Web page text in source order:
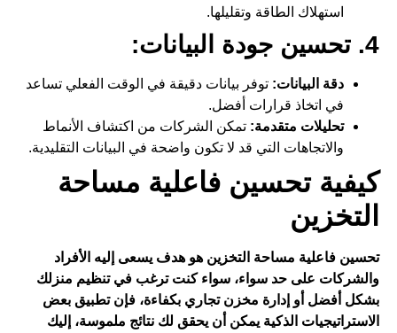
استهلاك الطاقة وتقليلها.
دقة البيانات:توفر بيانات دقيقة في الوقت الفعلي تساعد
في اتخاذ قرارات أفضل.
تحليلات متقدمة:تمكن الشركات من اكتشاف الأنماط
والاتجاهات التي قد لا تكون واضحة في البيانات التقليدية.
كيفية تحسين فاعلية مساحة
التخزين
تحسين فاعلية مساحة التخزين هو هدف يسعى إليه الأفراد
والشركات على حد سواء، سواء كنت ترغب في تنظيم منزلك
بشكل أفضل أو إدارة مخزن تجاري بكفاءة، فإن تطبيق بعض
الاستراتيجيات الذكية يمكن أن يحقق لك نتائج ملموسة، إليك